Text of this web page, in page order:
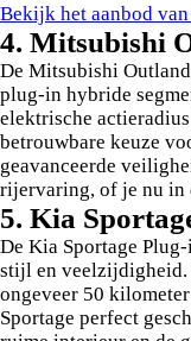
Bekijk het aanbod
4. Mitsubishi
De Mitsubishi
plug-in hybride
elektrische
betrouwbare keuze
geavanceerde
rijervaring, of je nu in
5. Kia
De Kia Sportage
stijl en veelzijdigheid.
ongeveer 50
Sportage perfect